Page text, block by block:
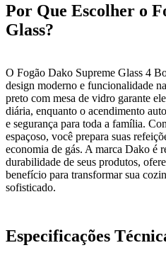
Por Que Escolher o
Glass?
O Fogão Dako Supreme Glass 4
design moderno e funcionalidade
preto com mesa de vidro garante
diária, enquanto o acendimento
e segurança para toda a família.
espaçoso, você prepara suas
economia de gás. A marca Dako é
durabilidade de seus produtos,
benefício para transformar sua
sofisticado.
Especificações